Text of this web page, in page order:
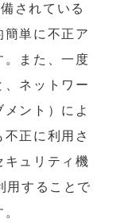
されている
簡単に不正ア
。また、一度
、ネットワー
ント）によ
正に利用さ
キュリティ機
用することで